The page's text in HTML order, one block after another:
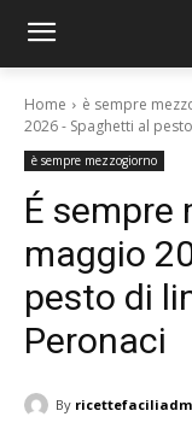
Home è sempre
2026 - Spaghetti al
è sempre mezzogiorno
É sempre
maggio
pesto di
Peronaci
By